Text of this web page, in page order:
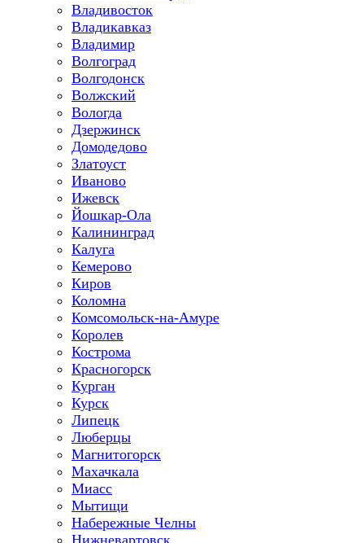
Владивосток
Владикавказ
Владимир
Волгоград
Волгодонск
Волжский
Вологда
Дзержинск
Домодедово
Златоуст
Иваново
Ижевск
Йошкар-Ола
Калининград
Калуга
Кемерово
Киров
Коломна
Комсомольск-на-Амуре
Королев
Кострома
Красногорск
Курган
Курск
Липецк
Люберцы
Магнитогорск
Махачкала
Миасс
Мытищи
Набережные Челны
Нижневартовск